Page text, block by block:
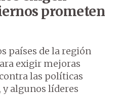
prometen
países de la región
exigir mejoras
las políticas
y algunos líderes